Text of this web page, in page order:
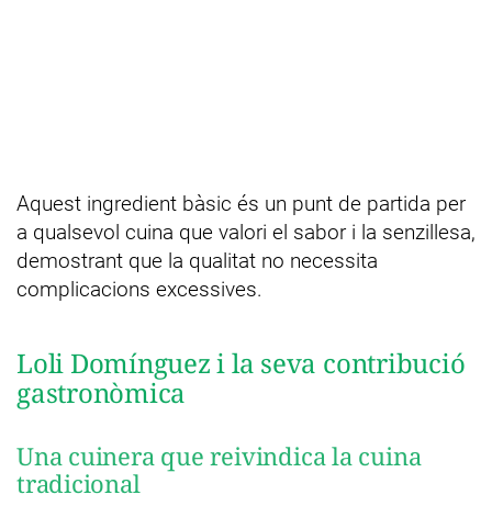
Aquest ingredient bàsic és un punt de partida per
a qualsevol cuina que valori el sabor i la senzillesa,
demostrant que la qualitat no necessita
complicacions excessives.
Loli Domínguez i la seva contribució
gastronòmica
Una cuinera que reivindica la cuina
tradicional